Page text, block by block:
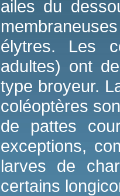
ailes du
élytres. Les
adultes) ont
type broyeur.
coléoptères
de pattes
exceptions,
larves de
certains